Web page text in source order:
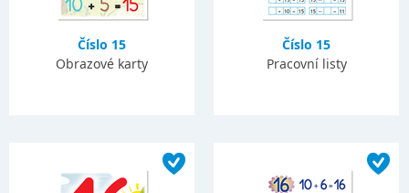
Číslo 15
Obrazové karty
Číslo 15
Pracovní listy